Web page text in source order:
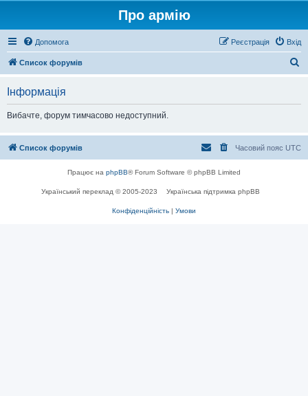
Про армію
Допомога Вхід
Реєстрація
Список форумів
Інформація
Вибачте, форум тимчасово недоступний.
Список форумів Часовий пояс UTC
Працює на phpBB® Forum Software © phpBB Limited
Український переклад © 2005-2023 Українська підтримка phpBB
Конфіденційність | Умови